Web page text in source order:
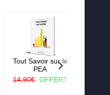
Tout Savoir sur le
PEA
14,90€ OFFERT